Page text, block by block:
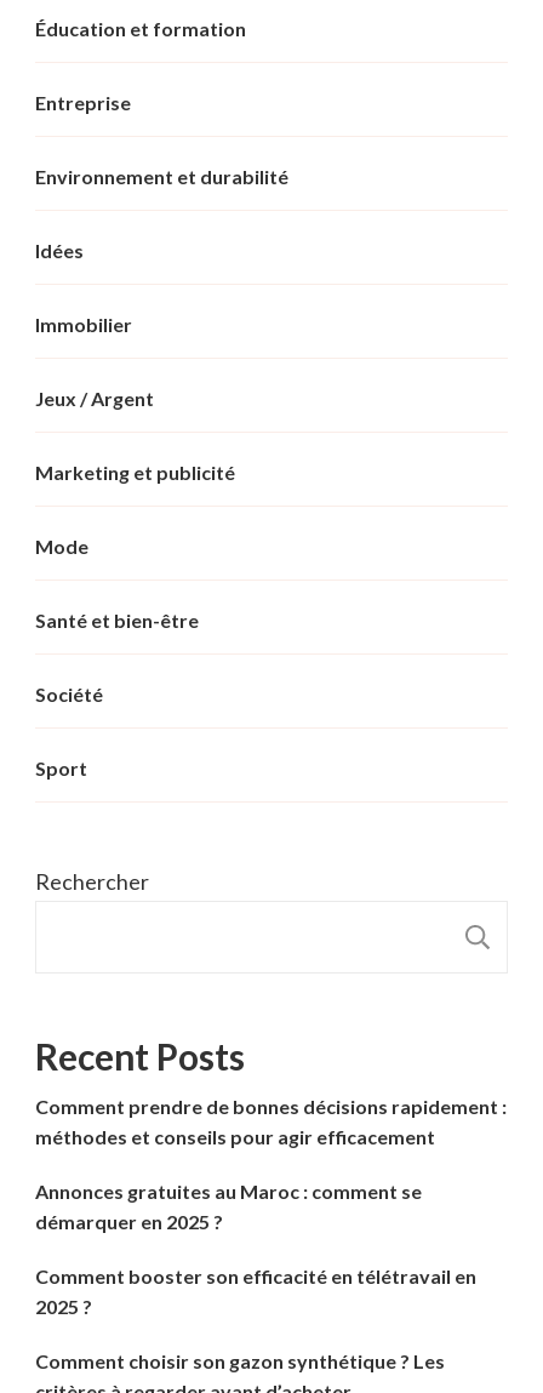
Éducation et formation
Entreprise
Environnement et durabilité
Idées
Immobilier
Jeux / Argent
Marketing et publicité
Mode
Santé et bien-être
Société
Sport
Rechercher
Recent Posts
Comment prendre de bonnes décisions rapidement :
méthodes et conseils pour agir efficacement
Annonces gratuites au Maroc : comment se
démarquer en 2025 ?
Comment booster son efficacité en télétravail en
2025 ?
Comment choisir son gazon synthétique ? Les